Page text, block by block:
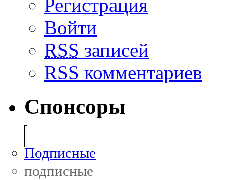
Регистрация
Войти
RSS записей
RSS комментариев
Спонсоры
Подписные
подписные